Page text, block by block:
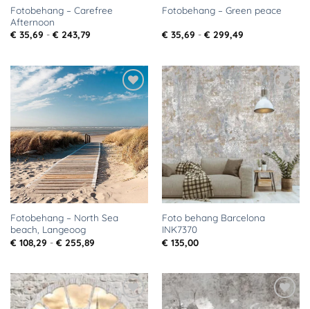
Fotobehang – Carefree
Afternoon
€ 35,69 - € 243,79Prijsklasse:
Fotobehang – Green peace
€ 35,69 - € 299,49Prijsklasse:
Toevoegen
Fotobehang – North Sea
beach, Langeoog
€ 108,29 - € 255,89Prijsklasse:
Toevoegen
aan
verlanglijst
Foto behang Barcelona
INK7370
€ 135,00